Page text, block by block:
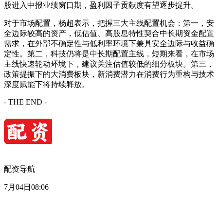
股进入中报业绩窗口期，盈利因子贡献度有望逐步提升。
对于市场配置，杨超表示，把握三大主线配置机会：第一，安
全边际较高的资产，低估值、高股息特性契合中长期资金配置
需求，在外部不确定性与低利率环境下兼具安全边际与收益确
定性。第二，科技仍将是中长期配置主线，短期来看，在市场
主线快速轮动环境下，建议关注估值较低的细分板块。第三，
政策提振下的大消费板块，新消费潜力在消费行为重构与技术
深度赋能下将持续释放。
- THE END -
配资导航
7月04日08:06